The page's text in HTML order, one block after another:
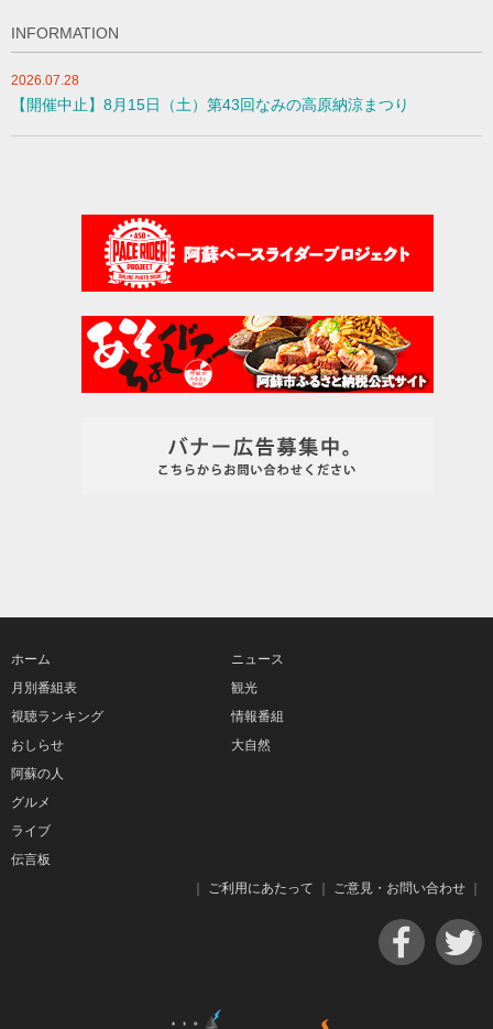
INFORMATION
2026.07.28
【開催中止】8月15日（土）第43回なみの高原納涼まつり
ホーム
月別番組表
視聴ランキング
おしらせ
ニュース
観光
情報番組
大自然
阿蘇の人
グルメ
ライブ
伝言板
ご利用にあたって ご意見・お問い合わせ